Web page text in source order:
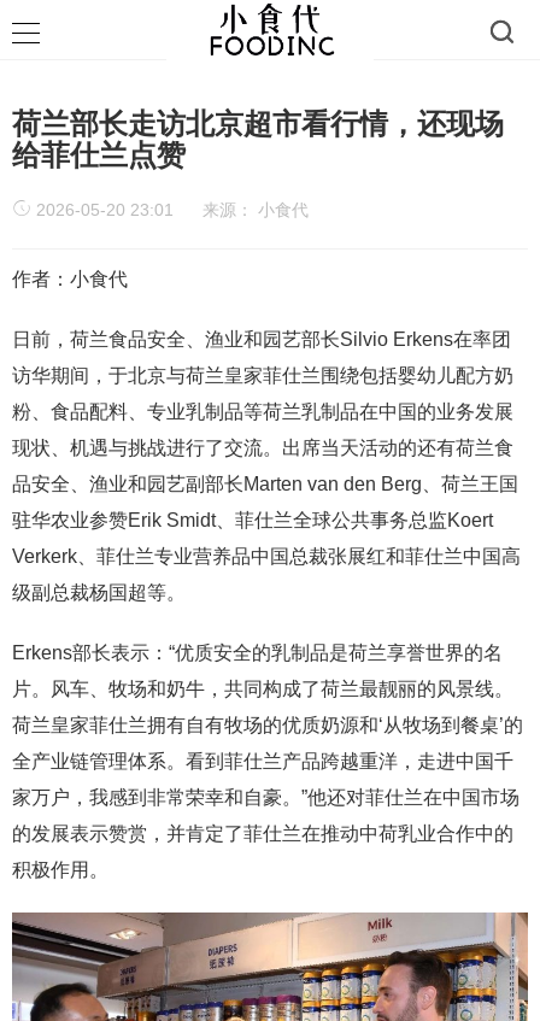
荷兰部长走访北京超市看行情，还现场
给菲仕兰点赞
2026-05-20 23:01 来源： 小食代
作者：小食代
日前，荷兰食品安全、渔业和园艺部长Silvio Erkens在率团
访华期间，于北京与荷兰皇家菲仕兰围绕包括婴幼儿配方奶
粉、食品配料、专业乳制品等荷兰乳制品在中国的业务发展
现状、机遇与挑战进行了交流。出席当天活动的还有荷兰食
品安全、渔业和园艺副部长Marten van den Berg、荷兰王国
驻华农业参赞Erik Smidt、菲仕兰全球公共事务总监Koert
Verkerk、菲仕兰专业营养品中国总裁张展红和菲仕兰中国高
级副总裁杨国超等。
Erkens部长表示：“优质安全的乳制品是荷兰享誉世界的名
片。风车、牧场和奶牛，共同构成了荷兰最靓丽的风景线。
荷兰皇家菲仕兰拥有自有牧场的优质奶源和‘从牧场到餐桌’的
全产业链管理体系。看到菲仕兰产品跨越重洋，走进中国千
家万户，我感到非常荣幸和自豪。”他还对菲仕兰在中国市场
的发展表示赞赏，并肯定了菲仕兰在推动中荷乳业合作中的
积极作用。